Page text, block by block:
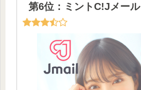
第6位：ミントC!Jメール